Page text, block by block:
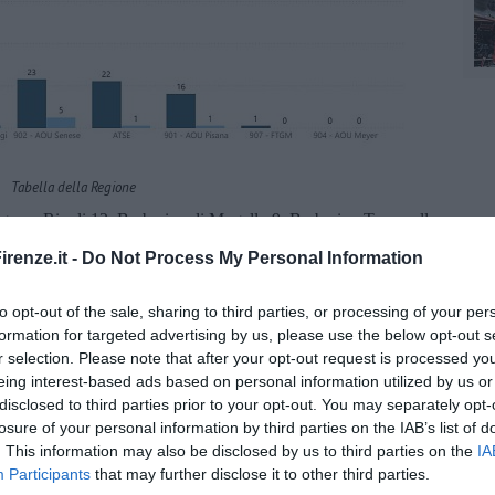
- Do Not Process My Personal Information
opt-out of the sale, sharing to third parties, or processing of your
for targeted advertising by us, please use the below opt-out
selection. Please note that after your opt-out request is processed
interest-based ads based on personal information utilized by us
to third parties prior to your opt-out. You may separately
of your personal information by third parties on the IAB’s list of
This information may also be disclosed by us to third parties on the
Participants that may further disclose it to other third parties.
Tabella della Regione
a Ripoli 12, Barberino di Mugello 9, Barberino Tavarnelle
Bisenzio 16, Dicomano 1, Fiesole 7, Figline e Incisa
in Chianti 4, Impruneta 5, Lastra a Signa 5, Londa 1,
Pontassieve 6, Reggello 6, Rignano sull’Arno 2, Rufina 4,
e San Piero 6, Sesto Fiorentino 19, Signa 6, Vaglia 5.
3, Cerreto Guidi 2, Certaldo 3, Empoli 9, Fucecchio
Vinci 6.
clicca qui